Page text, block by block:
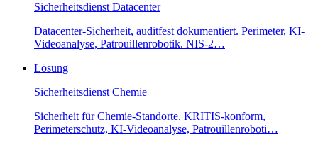
Sicherheitsdienst Datacenter
Datacenter-Sicherheit, auditfest dokumentiert. Perimeter, KI-
Videoanalyse, Patrouillenrobotik. NIS-2…
Lösung
Sicherheitsdienst Chemie
Sicherheit für Chemie-Standorte. KRITIS-konform,
Perimeterschutz, KI-Videoanalyse, Patrouillenroboti…